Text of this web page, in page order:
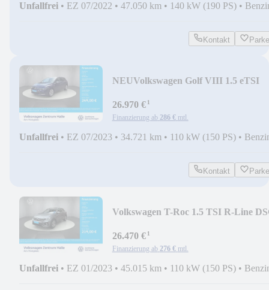
Unfallfrei • EZ 07/2022 • 47.050 km • 140 kW (190 PS) •
Kontakt
NEUVolkswagen Golf VIII 1.5 eTSI
26.970 €¹
Finanzierung ab 286 € mtl.
Unfallfrei • EZ 07/2023 • 34.721 km • 110 kW (150 PS) •
Kontakt
Volkswagen T-Roc 1.5 TSI R-Line
26.470 €¹
Finanzierung ab 276 € mtl.
Unfallfrei • EZ 01/2023 • 45.015 km • 110 kW (150 PS) •